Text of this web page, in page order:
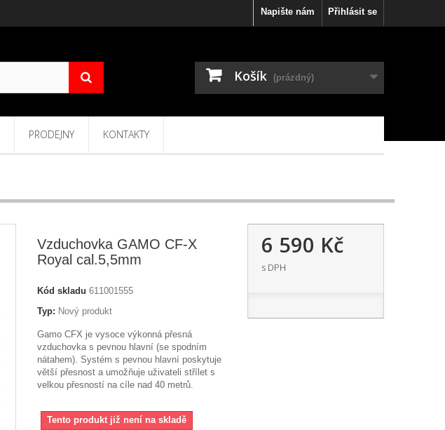
Přihlásit se
Napište nám
Košík (prázdný)
PRODEJNY KONTAKTY
Vzduchovka GAMO CF-X
Royal cal.5,5mm
Kód skladu 611001555
Typ: Nový produkt
Gamo CFX je vysoce výkonná přesná
vzduchovka s pevnou hlavní (se spodním
nátahem). Systém s pevnou hlavní poskytuje
větší přesnost a umožňuje uživateli střílet s
velkou přesností na cíle nad 40 metrů.
Tento produkt již není na skladě
6 590 Kč
s DPH